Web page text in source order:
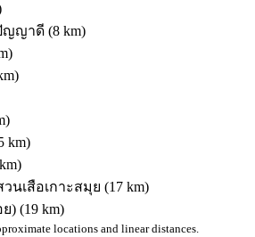
ญญาดี (8 km)
km)
เสือเกาะสมุย (17 km)
) (19 km)
locations and linear distances.